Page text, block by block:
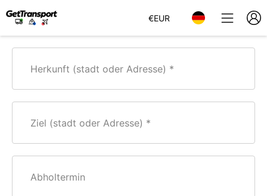
€EUR
Herkunft (stadt oder Adresse)
Ziel (stadt oder Adresse)
Abholtermin